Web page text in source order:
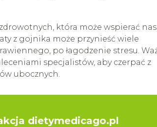
która może wspierać
z gojnika może przynieść wiele
po łagodzenie stresu.
specjalistów, aby czerpać z
ubocznych.
dietymedicago.pl